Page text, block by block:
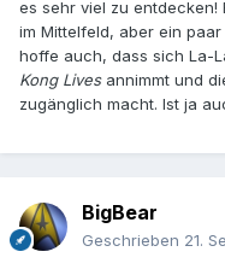
es sehr viel zu
im Mittelfeld, aber ein
hoffe auch, dass sich La-
Kong Livesannimmt und
zugänglich macht. Ist ja
BigBear
Geschrieben 21.